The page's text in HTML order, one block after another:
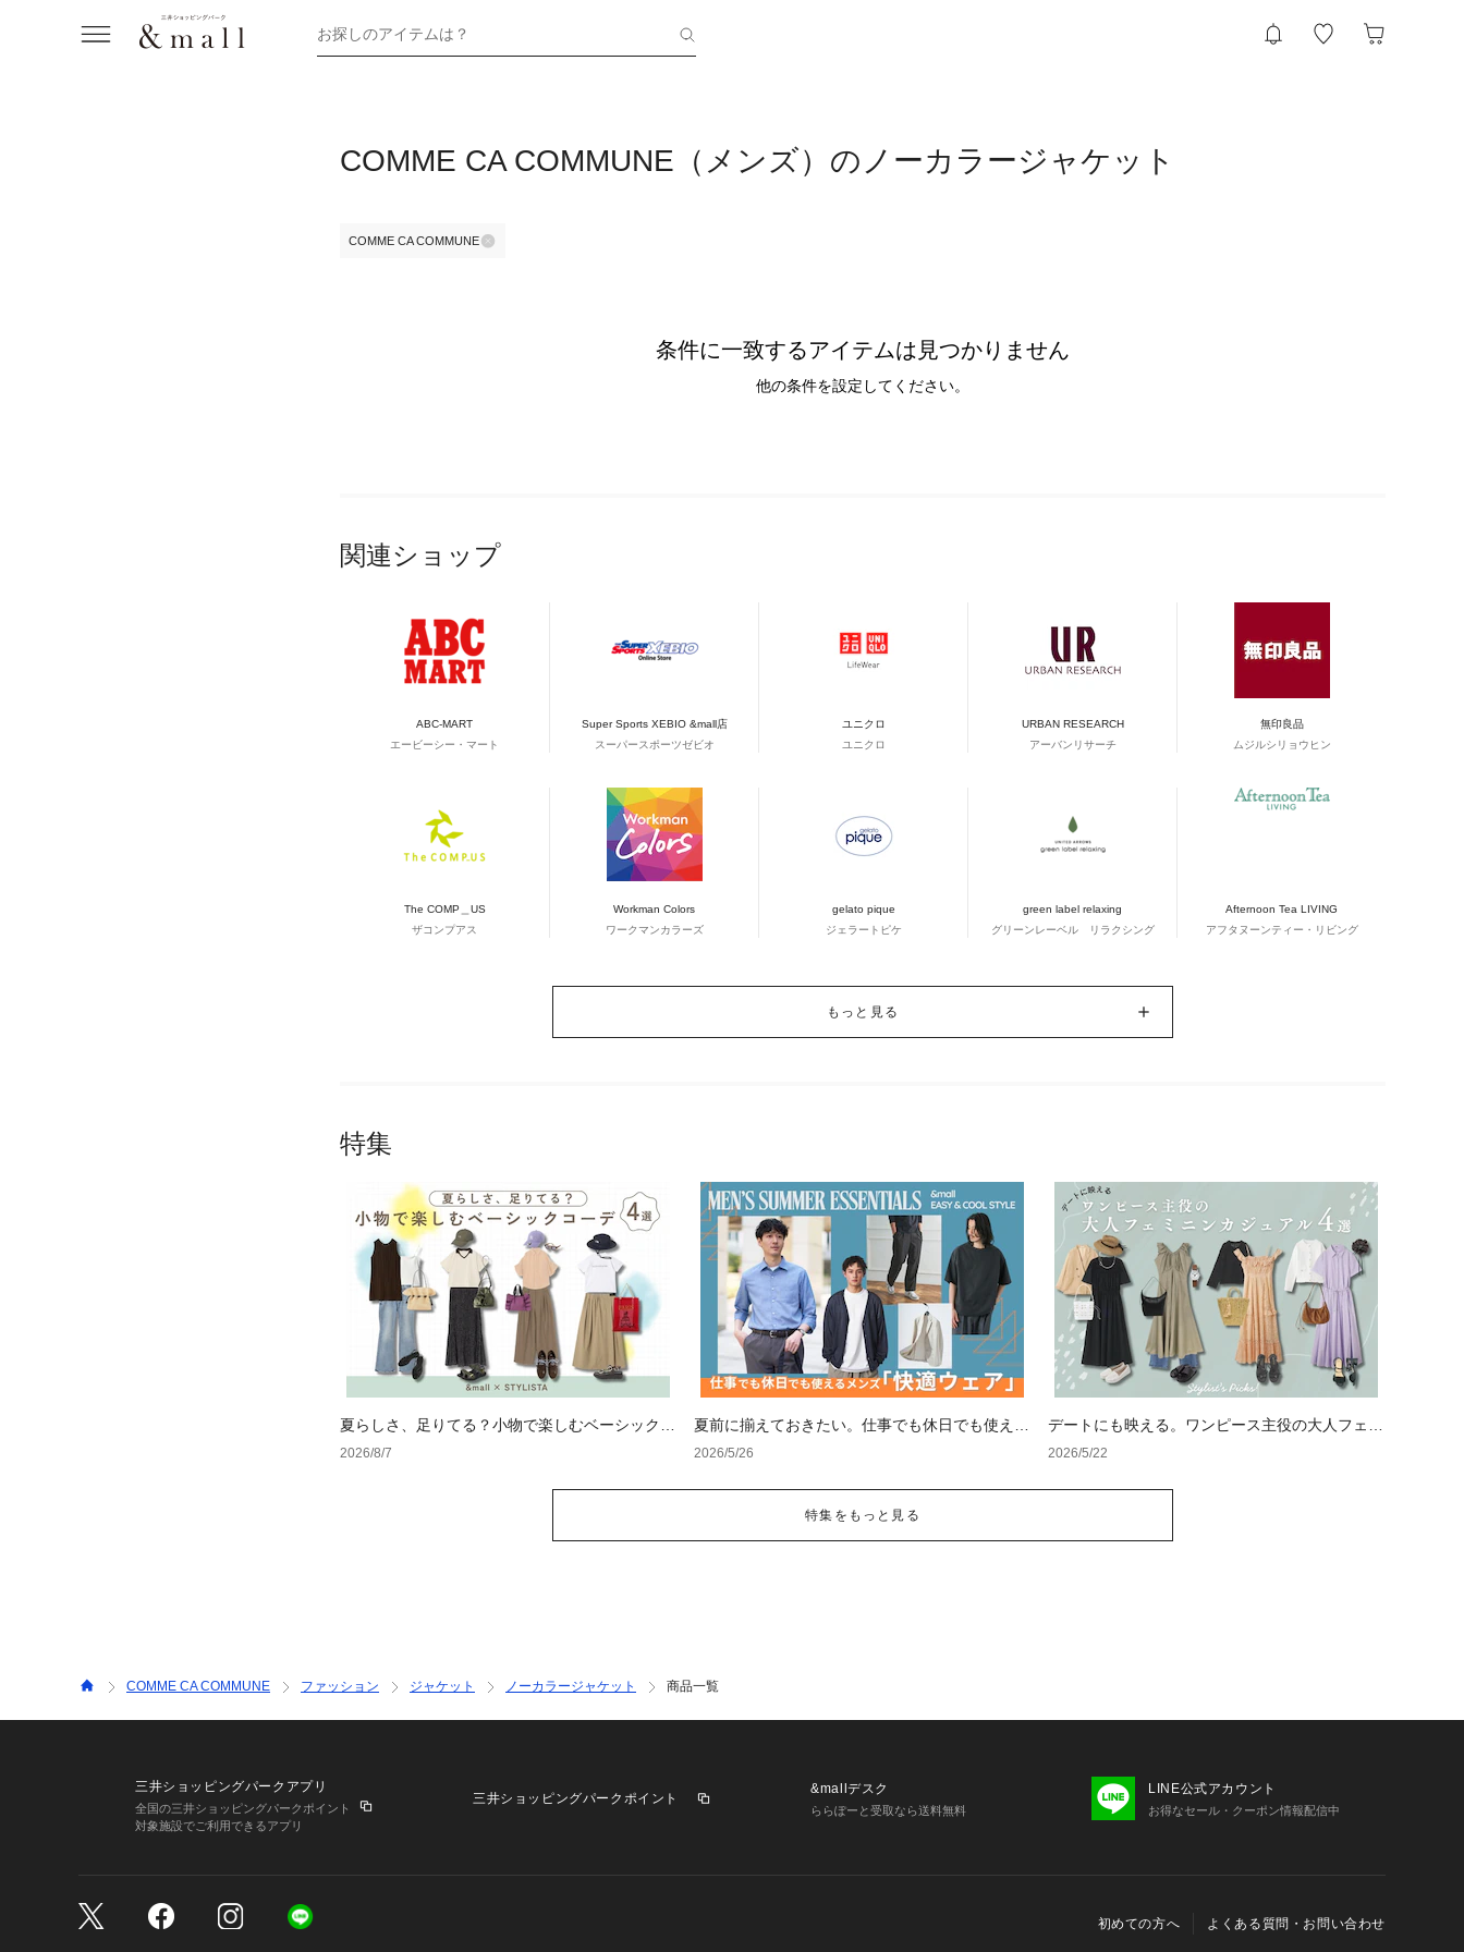
お探しのアイテムは？
COMME CA COMMUNE（メンズ）のノーカラージャケット
COMME CA COMMUNE
条件に一致するアイテムは見つかりません
他の条件を設定してください。
関連ショップ
ABC-MART
エービーシー・マート
Super Sports XEBIO &mall店
スーパースポーツゼビオ
ユニクロ
ユニクロ
URBAN RESEARCH
アーバンリサーチ
無印良品
ムジルシリョウヒン
The COMP＿US
ザコンプアス
Workman Colors
ワークマンカラーズ
gelato pique
ジェラートピケ
green label relaxing
グリーンレーベル リラクシング
Afternoon Tea LIVING
アフタヌーンティー・リビング
もっと見る
特集
夏らしさ、足りてる？小物で楽しむベーシックコ
ーデ4選
2026/8/7
夏前に揃えておきたい。仕事でも休日でも使える
メンズ「快適ウェア」
2026/5/26
デートにも映える。ワンピース主役の大人フェミ
ニンカジュアル4選
2026/5/22
特集をもっと見る
COMME CA COMMUNE ファッション ジャケット ノーカラージャケット 商品一覧
三井ショッピングパークアプリ
全国の三井ショッピングパークポイント
対象施設でご利用できるアプリ
三井ショッピングパークポイント
&mallデスク
ららぽーと受取なら送料無料
LINE公式アカウント
お得なセール・クーポン情報配信中
初めての方へ よくある質問・お問い合わせ